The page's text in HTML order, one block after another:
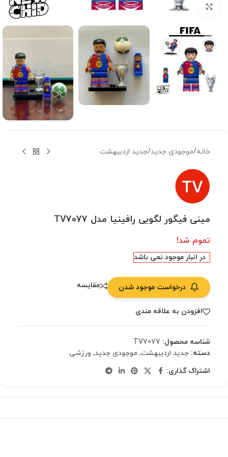
بزرگنمایی تصویر
خانه/موجودی جدید/جدید اردیبهشت
مینی فیگور لگویی رافینیا مدل TV7077
تموم شد!
در انبار موجود نمی باشد
درخواست موجود شدن مقایسه
افزودن به علاقه مندی
شناسه محصول: TV7077
دسته: جدید اردیبهشت, موجودی جدید, ورزشی
اشتراک گذاری: